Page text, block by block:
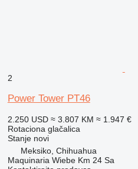
2
Power Tower PT46
2.250 USD ≈ 3.807 KM ≈ 1.947 €
Rotaciona glačalica
Stanjenovi
Meksiko, Chihuahua
Maquinaria Wiebe Km 24 Sa